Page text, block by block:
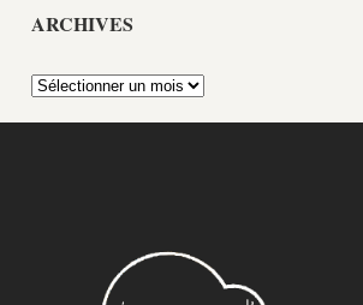
ARCHIVES
Archives